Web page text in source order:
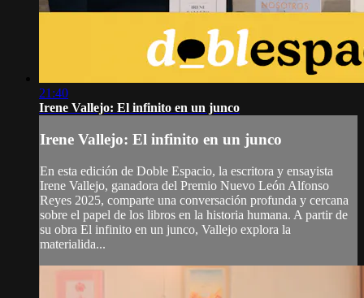
21:40
Irene Vallejo: El infinito en un junco
Irene Vallejo: El infinito en un junco
En esta edición de Doble Espacio, la escritora y ensayista
Irene Vallejo, ganadora del Premio Nuevo León Alfonso
Reyes 2025, comparte una conversación profunda y cercana
sobre el papel de los libros en la historia humana. A partir de
su obra El infinito en un junco, Vallejo explora la
materialida...